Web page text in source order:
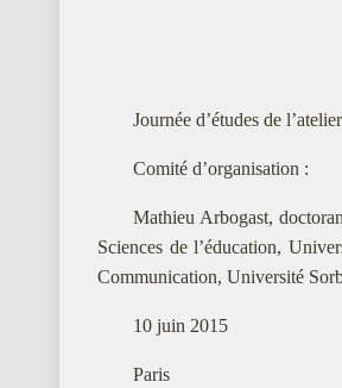
Journée d’études de
Comité d’organisation :
Mathieu Arbogast,
Sciences de l’éducation,
Communication, Université
10 juin 2015
Paris